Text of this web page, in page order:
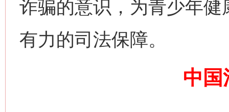
诈骗的意识，为青少年
有力的司法保障。
中国